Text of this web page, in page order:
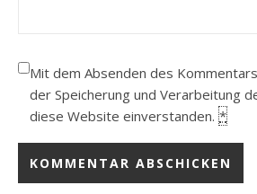
Mit dem Absenden des
der Speicherung und Verarbeitung
diese Website einverstanden. *